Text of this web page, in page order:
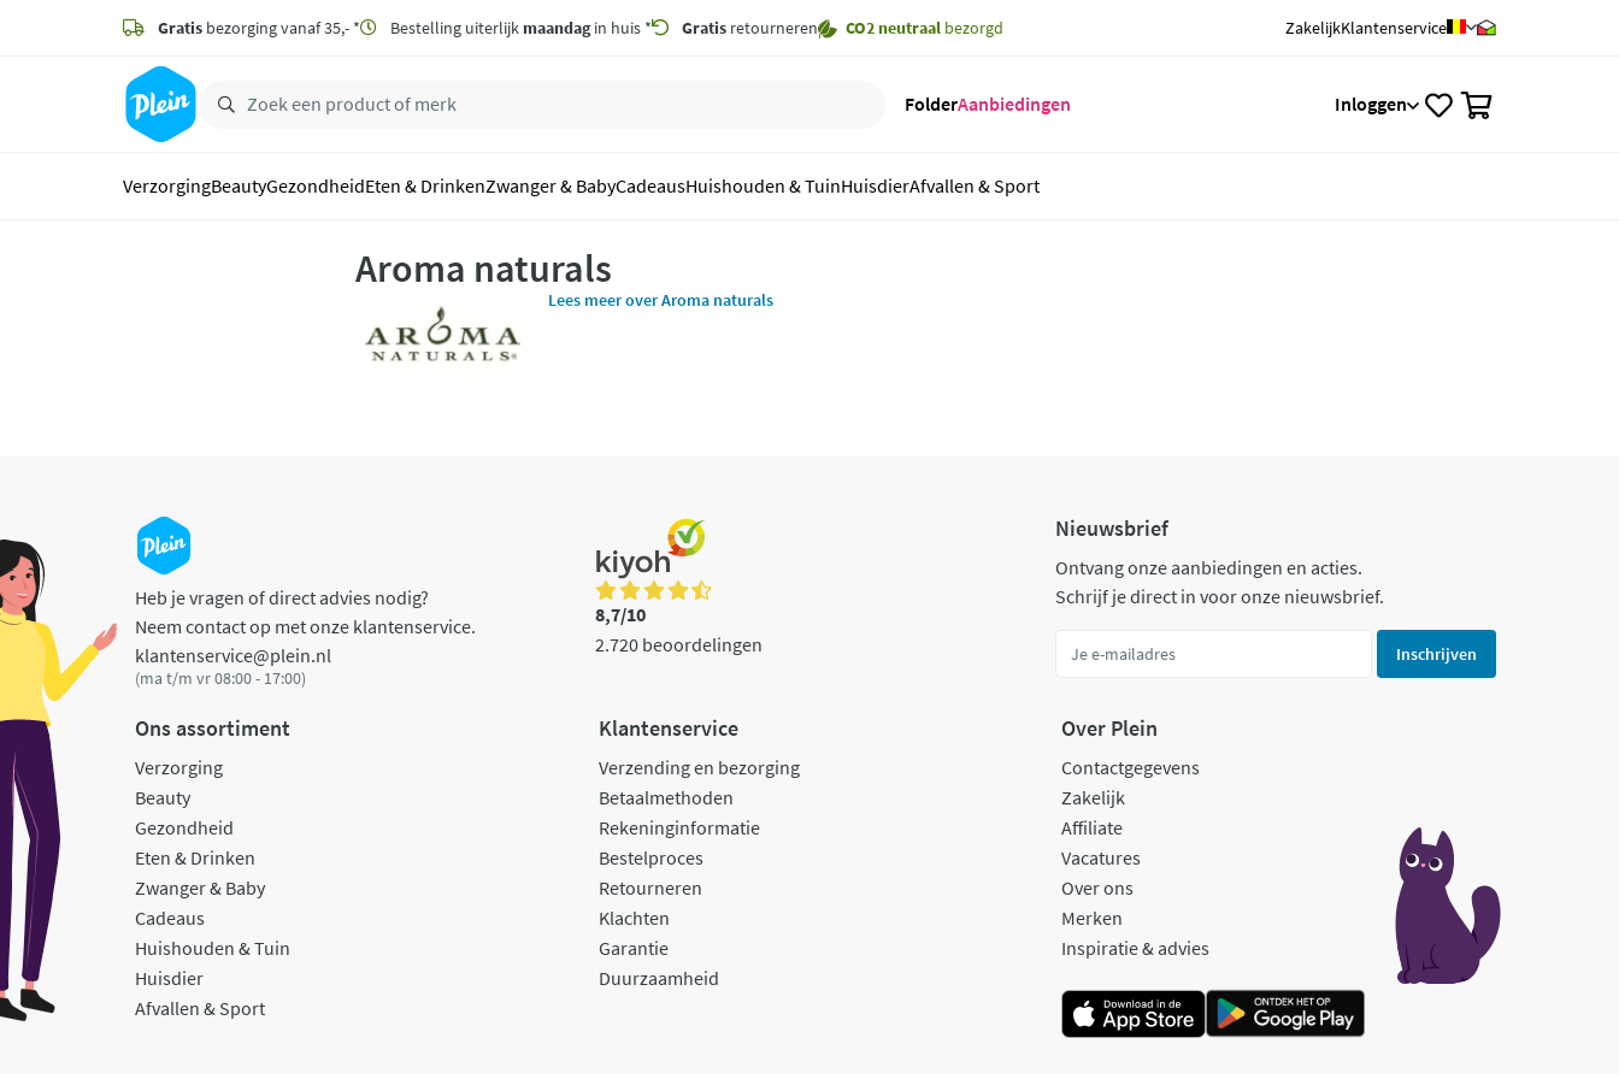
zoeken
hoofdinhoud
Gratis bezorging vanaf 35,- * Bestelling uiterlijk maandagin huis * Gratis retourneren CO2 neutraal bezorgd ZakelijkKlantenservice
FolderAanbiedingen Inloggen
VerzorgingBeautyGezondheidEten & DrinkenZwanger & BabyCadeausHuishouden & TuinHuisdierAfvallen & Sport
Aroma naturals
Lees meer over Aroma naturals
Heb je vragen of direct advies nodig?
Neem contact op met onze klantenservice.
klantenservice@plein.nl
(ma t/m vr 08:00 - 17:00)
8,7/10
2.720 beoordelingen
Nieuwsbrief
Ontvang onze aanbiedingen en acties.
Schrijf je direct in voor onze nieuwsbrief.
Inschrijven
Ons assortiment
Verzorging
Beauty
Gezondheid
Eten & Drinken
Zwanger & Baby
Cadeaus
Huishouden & Tuin
Huisdier
Afvallen & Sport
Klantenservice
Verzending en bezorging
Betaalmethoden
Rekeninginformatie
Bestelproces
Retourneren
Klachten
Garantie
Duurzaamheid
Over Plein
Contactgegevens
Zakelijk
Affiliate
Vacatures
Over ons
Merken
Inspiratie & advies